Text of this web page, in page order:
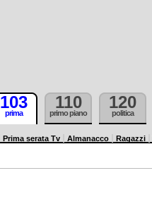
103
prima
110
primo piano
120
politica
Prima serata Tv Almanacco Ragazzi